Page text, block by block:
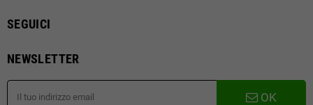
SEGUICI
NEWSLETTER
OK